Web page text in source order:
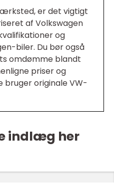
er det vigtigt
af Volkswagen
og
biler. Du bør også
omdømme blandt
priser og
bruger originale VW-
indlæg her